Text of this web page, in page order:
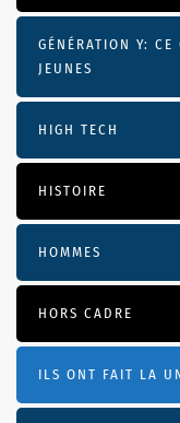
GÉNÉRATION Y: CE
JEUNES
HIGH TECH
HISTOIRE
HOMMES
HORS CADRE
ILS ONT FAIT LA